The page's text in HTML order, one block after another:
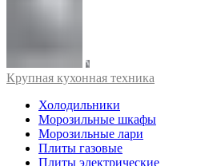
Крупная кухонная техника
Холодильники
Морозильные шкафы
Морозильные лари
Плиты газовые
Плиты электрические